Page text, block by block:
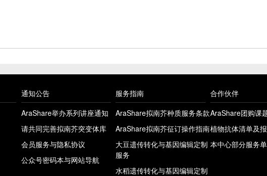
通知公告
AraShare举办系列讲座通知
请共同完善拟南芥突变体库
会员服务与隐私协议
公众号密码本与网站导航
服务指南
AraShare拟南芥种质服务条款
AraShare拟南芥征订操作指南
大豆遗传转化与基因编辑定制
服务
水稻遗传转化与基因编辑定制
合作伙伴
AraShare团购课
植物抗体清单及
本中心部分服务